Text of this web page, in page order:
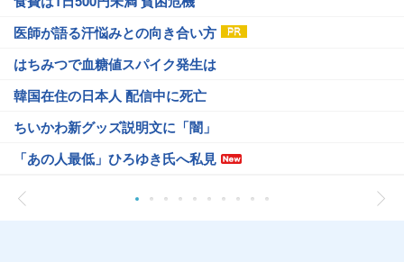
医師が語る汗悩みとの向き合い方
はちみつで血糖値スパイク発生は
韓国在住の日本人 配信中に死亡
ちいかわ新グッズ説明文に「闇」
「あの人最低」ひろゆき氏へ私見